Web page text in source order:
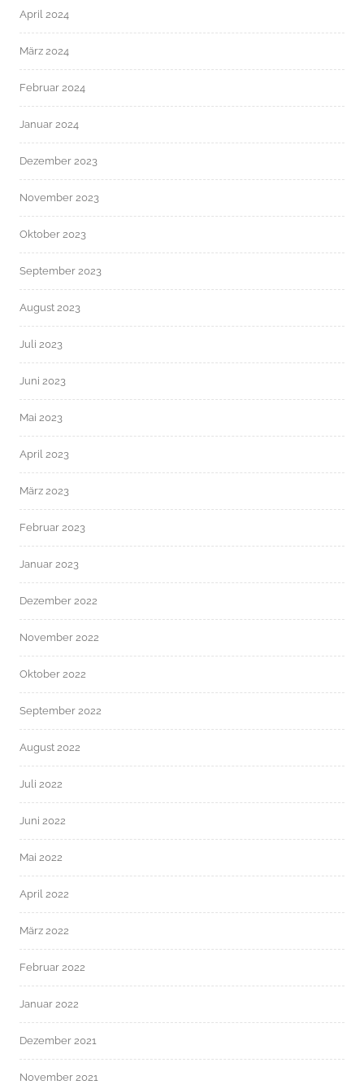
April 2024
März 2024
Februar 2024
Januar 2024
Dezember 2023
November 2023
Oktober 2023
September 2023
August 2023
Juli 2023
Juni 2023
Mai 2023
April 2023
März 2023
Februar 2023
Januar 2023
Dezember 2022
November 2022
Oktober 2022
September 2022
August 2022
Juli 2022
Juni 2022
Mai 2022
April 2022
März 2022
Februar 2022
Januar 2022
Dezember 2021
November 2021